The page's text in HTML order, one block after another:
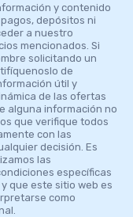
y contenido
depósitos ni
a nuestro
mencionados. Si
solicitando un
de
útil y
de las ofertas
alguna información no
que verifique todos
con las
decisión. Es
las
específicas
que este sitio web es
como